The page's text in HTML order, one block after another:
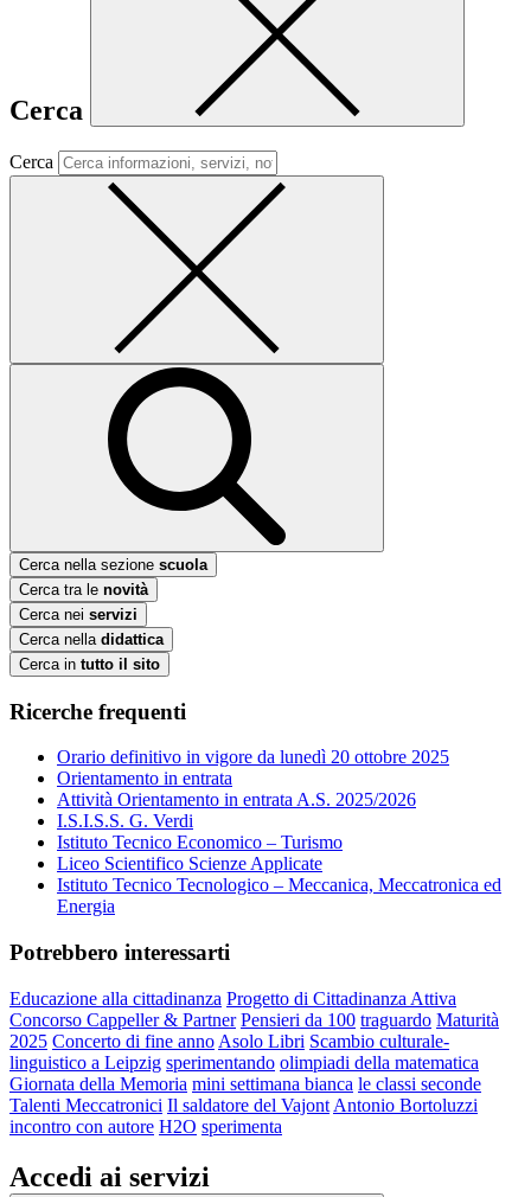
Cerca
Cerca
Cerca nella sezione scuola
Cerca tra le novità
Cerca nei servizi
Cerca nella didattica
Cerca in tutto il sito
Ricerche frequenti
Orario definitivo in vigore da lunedì 20 ottobre 2025
Orientamento in entrata
Attività Orientamento in entrata A.S. 2025/2026
I.S.I.S.S. G. Verdi
Istituto Tecnico Economico – Turismo
Liceo Scientifico Scienze Applicate
Istituto Tecnico Tecnologico – Meccanica, Meccatronica ed
Energia
Potrebbero interessarti
Educazione alla cittadinanza Progetto di Cittadinanza Attiva
Concorso Cappeller & Partner Pensieri da 100 traguardo Maturità
2025 Concerto di fine anno Asolo Libri Scambio culturale-
linguistico a Leipzig sperimentando olimpiadi della matematica
Giornata della Memoria mini settimana bianca le classi seconde
Talenti Meccatronici Il saldatore del Vajont Antonio Bortoluzzi
incontro con autore H2O sperimenta
Accedi ai servizi